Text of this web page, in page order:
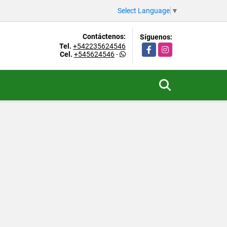
Select Language ▼
Contáctenos:
Tel. +542235624546
Cel. +545624546-
Síguenos:
FacebookInstagram